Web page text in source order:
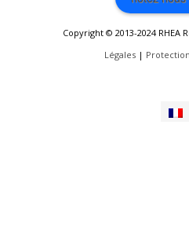
Copyright © 2013-2024 RHEA
Légales |